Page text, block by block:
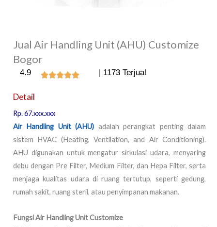
Jual Air Handling Unit (AHU) Customize
Bogor
4.9 | 1173 Terjual
Detail
Rp. 67.xxx.xxx
Air Handling Unit (AHU) adalah perangkat penting dalam
sistem HVAC (Heating, Ventilation, and Air Conditioning).
AHU digunakan untuk mengatur sirkulasi udara, menyaring
debu dengan Pre Filter, Medium Filter, dan Hepa Filter, serta
menjaga kualitas udara di ruang tertutup, seperti gedung,
rumah sakit, ruang steril, atau penyimpanan makanan.
Fungsi Air Handling Unit Customize